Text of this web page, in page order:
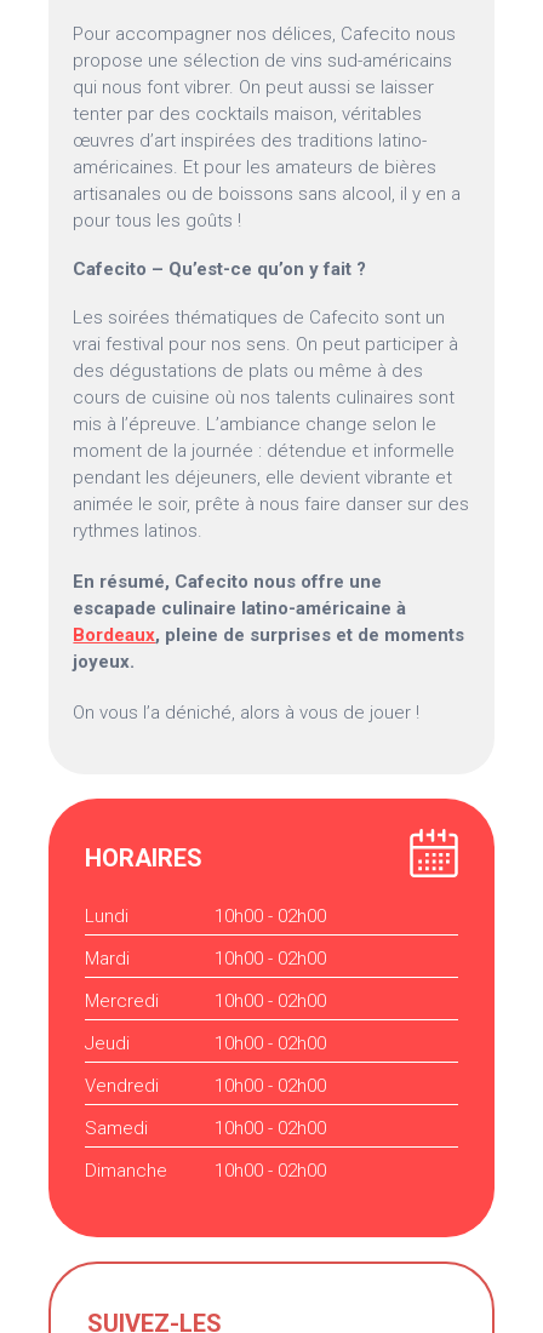
Pour accompagner nos délices, Cafecito nous
propose une sélection de vins sud-américains
qui nous font vibrer. On peut aussi se laisser
tenter par des cocktails maison, véritables
œuvres d’art inspirées des traditions latino-
américaines. Et pour les amateurs de bières
artisanales ou de boissons sans alcool, il y en a
pour tous les goûts !
Cafecito – Qu’est-ce qu’on y fait ?
Les soirées thématiques de Cafecito sont un
vrai festival pour nos sens. On peut participer à
des dégustations de plats ou même à des
cours de cuisine où nos talents culinaires sont
mis à l’épreuve. L’ambiance change selon le
moment de la journée : détendue et informelle
pendant les déjeuners, elle devient vibrante et
animée le soir, prête à nous faire danser sur des
rythmes latinos.
En résumé, Cafecito nous offre une
escapade culinaire latino-américaine à
Bordeaux, pleine de surprises et de moments
joyeux.
On vous l’a déniché, alors à vous de jouer !
HORAIRES
Lundi
10h00 - 02h00
Mardi
10h00 - 02h00
Mercredi
10h00 - 02h00
Jeudi
10h00 - 02h00
Vendredi
10h00 - 02h00
Samedi
10h00 - 02h00
Dimanche
10h00 - 02h00
SUIVEZ-LES